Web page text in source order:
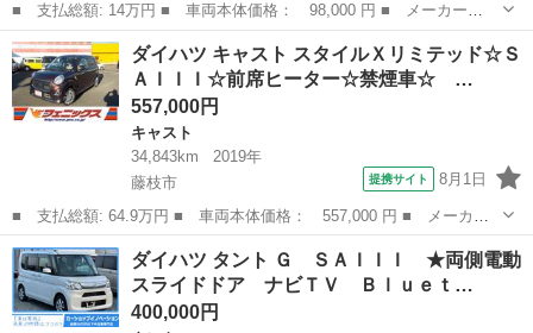
■ 支払総額: 14万円 ■ 車両本体価格： 98,000 円 ■ メーカー
名： ダイハツ ■ 車種名： ムーヴ ■ グレード名： Ｌ ケンウ
ッドナビ フルセグ地デジ ＤＶＤ－Ｖ バックカメラ ＥＴＣ キ
ーレス ■ 排気量...
愛知 みよし市 ムーヴ
ダイハツ キャスト スタイルＸリミテッド☆Ｓ
ＡＩＩＩ☆前席ヒーター☆禁煙車☆ …
557,000円
キャスト
34,843km
2019年
藤枝市
提携サイト 8月1日
■ 支払総額: 64.9万円 ■ 車両本体価格： 557,000 円 ■ メーカー
名： ダイハツ ■ 車種名： キャスト ■ グレード名： スタイル
Ｘリミテッド☆ＳＡＩＩＩ☆前席ヒーター☆禁煙車☆ 社外ナビ ス
テアコント対...
静岡 藤枝市 キャスト
ダイハツ タント Ｇ ＳＡＩＩＩ ★両側電動
スライドドア ナビＴＶ Ｂｌｕｅｔ…
400,000円